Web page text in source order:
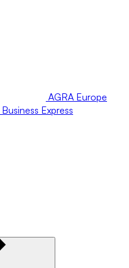
AGRA Europe
Business Express